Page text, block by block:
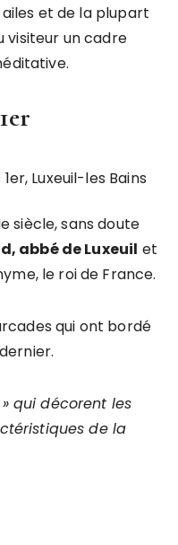
ailes et de la plupart
visiteur un cadre
siècle, sans doute
abbé de Luxeuil et
le roi de France.
qui ont bordé
qui décorent les
de la